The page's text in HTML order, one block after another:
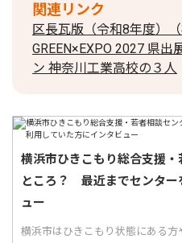
関連リンク
区長瓦版（令和8年度）
GREEN×EXPO 2027 県
ン 神奈川工業高校の３人
横浜市ひきこもり総合支援
ところ？ 最近までセンター
ュー
横浜市はひきこもり状態にある方